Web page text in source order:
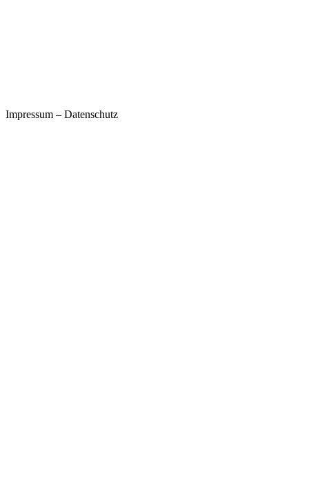
Impressum – Datenschutz